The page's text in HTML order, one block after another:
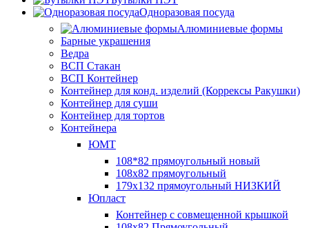
Одноразовая посуда
Алюминиевые формы
Барные украшения
Ведра
ВСП Стакан
ВСП Контейнер
Контейнер для конд. изделий (Коррексы Ракушки)
Контейнер для суши
Контейнер для тортов
Контейнера
ЮМТ
108*82 прямоугольный новый
108х82 прямоугольный
179х132 прямоугольный НИЗКИЙ
Юпласт
Контейнер с совмещенной крышкой